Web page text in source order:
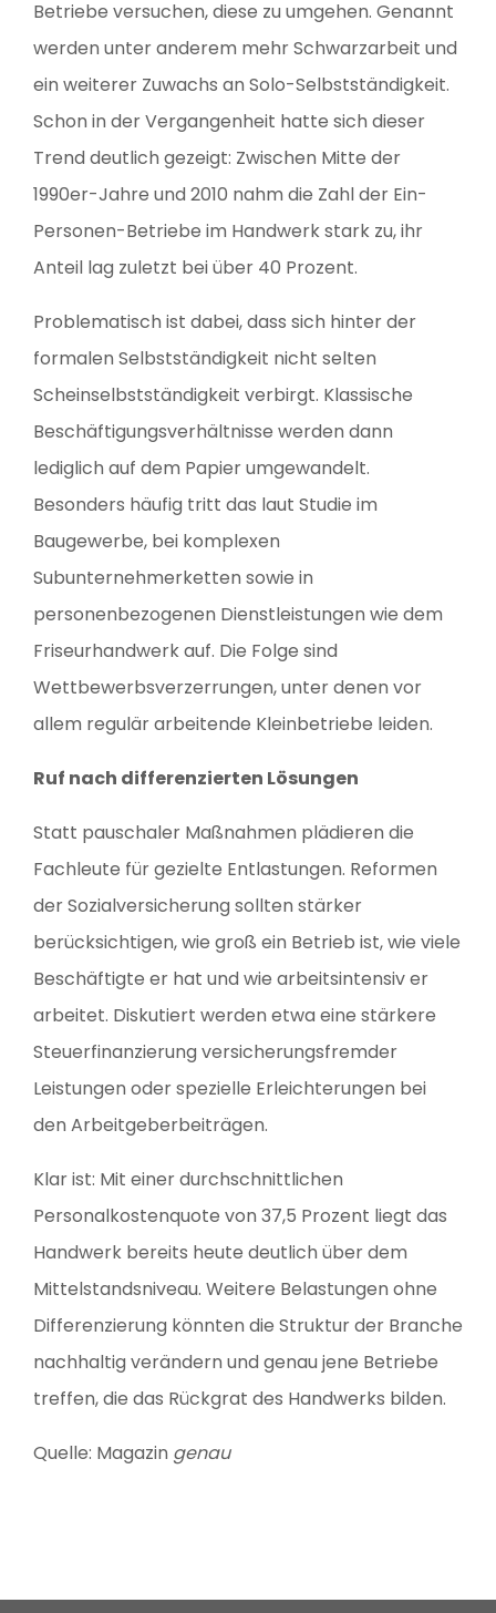
Betriebe versuchen, diese zu umgehen. Genannt
werden unter anderem mehr Schwarzarbeit und
ein weiterer Zuwachs an Solo-Selbstständigkeit.
Schon in der Vergangenheit hatte sich dieser
Trend deutlich gezeigt: Zwischen Mitte der
1990er-Jahre und 2010 nahm die Zahl der Ein-
Personen-Betriebe im Handwerk stark zu, ihr
Anteil lag zuletzt bei über 40 Prozent.
Problematisch ist dabei, dass sich hinter der
formalen Selbstständigkeit nicht selten
Scheinselbstständigkeit verbirgt. Klassische
Beschäftigungsverhältnisse werden dann
lediglich auf dem Papier umgewandelt.
Besonders häufig tritt das laut Studie im
Baugewerbe, bei komplexen
Subunternehmerketten sowie in
personenbezogenen Dienstleistungen wie dem
Friseurhandwerk auf. Die Folge sind
Wettbewerbsverzerrungen, unter denen vor
allem regulär arbeitende Kleinbetriebe leiden.
Ruf nach differenzierten Lösungen
Statt pauschaler Maßnahmen plädieren die
Fachleute für gezielte Entlastungen. Reformen
der Sozialversicherung sollten stärker
berücksichtigen, wie groß ein Betrieb ist, wie viele
Beschäftigte er hat und wie arbeitsintensiv er
arbeitet. Diskutiert werden etwa eine stärkere
Steuerfinanzierung versicherungsfremder
Leistungen oder spezielle Erleichterungen bei
den Arbeitgeberbeiträgen.
Klar ist: Mit einer durchschnittlichen
Personalkostenquote von 37,5 Prozent liegt das
Handwerk bereits heute deutlich über dem
Mittelstandsniveau. Weitere Belastungen ohne
Differenzierung könnten die Struktur der Branche
nachhaltig verändern und genau jene Betriebe
treffen, die das Rückgrat des Handwerks bilden.
Quelle: Magazin genau